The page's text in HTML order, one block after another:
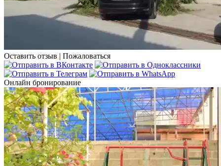
Оставить отзыв | Пожаловаться
Онлайн бронирование